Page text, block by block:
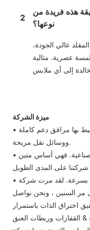
2
هذه فريدة من
نوعها؟
عالي الجودة،
عصرية. مثالية
ميزة الشركة
• تتمتع شركتنا بميزة جغرافية فريدة ، وتحيط بها مرافق دعم كاملة
ووسائل نقل مريحة.
• مواهبنا عالية الجودة وغنية بالخبرة الصناعية. فهي أساس متين
• مر الوقت بسرعة. لقد مرت شركة Fuanger Clothing بوقت
السنين ، ونحن نواصل
& القفازات وربطات العنق